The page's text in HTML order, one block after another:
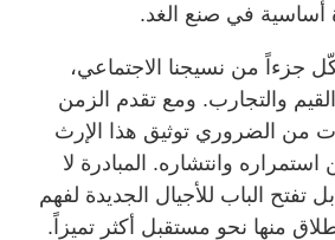
في صنع الغد.
جزءاً من نسيجنا الاجتماعي،
القيم والتجارب. ومع تقدم الزمن
من الضروري توثيق هذا الإرث
وانتشاره. المبادرة لا
الباب للأجيال الجديدة لفهم
منها نحو مستقبل أكثر تميزاً.